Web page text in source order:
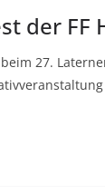
der FF
27.